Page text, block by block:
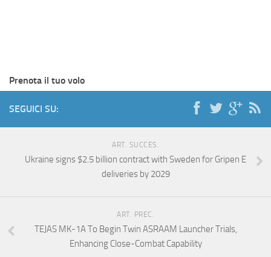
Prenota il tuo volo
SEGUICI SU:
ART. SUCCES.
Ukraine signs $2.5 billion contract with Sweden for Gripen E
deliveries by 2029
ART. PREC.
TEJAS MK-1A To Begin Twin ASRAAM Launcher Trials,
Enhancing Close-Combat Capability